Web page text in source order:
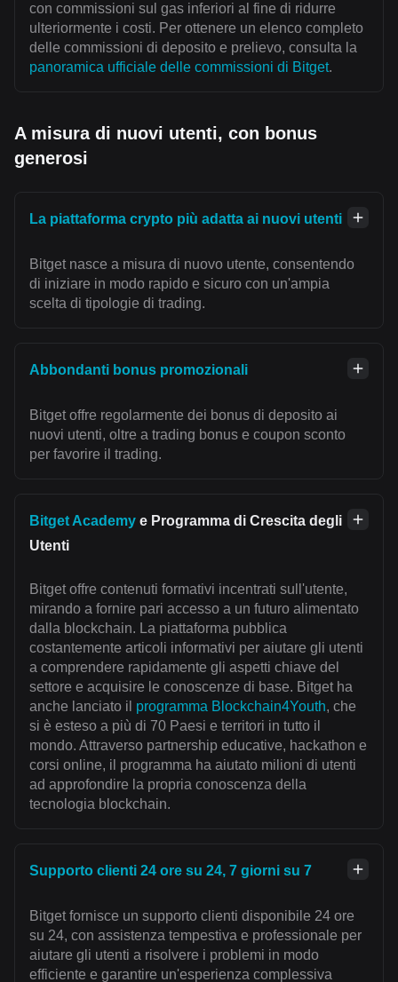
con commissioni sul gas inferiori al fine di ridurre
ulteriormente i costi. Per ottenere un elenco completo
delle commissioni di deposito e prelievo, consulta la
panoramica ufficiale delle commissioni di Bitget.
A misura di nuovi utenti, con bonus
generosi
La piattaforma crypto più adatta ai nuovi utenti
Bitget nasce a misura di nuovo utente, consentendo
di iniziare in modo rapido e sicuro con un'ampia
scelta di tipologie di trading.
Abbondanti bonus promozionali
Bitget offre regolarmente dei bonus di deposito ai
nuovi utenti, oltre a trading bonus e coupon sconto
per favorire il trading.
Bitget Academy e Programma di Crescita degli
Utenti
Bitget offre contenuti formativi incentrati sull'utente,
mirando a fornire pari accesso a un futuro alimentato
dalla blockchain. La piattaforma pubblica
costantemente articoli informativi per aiutare gli utenti
a comprendere rapidamente gli aspetti chiave del
settore e acquisire le conoscenze di base. Bitget ha
anche lanciato il programma Blockchain4Youth, che
si è esteso a più di 70 Paesi e territori in tutto il
mondo. Attraverso partnership educative, hackathon e
corsi online, il programma ha aiutato milioni di utenti
ad approfondire la propria conoscenza della
tecnologia blockchain.
Supporto clienti 24 ore su 24, 7 giorni su 7
Bitget fornisce un supporto clienti disponibile 24 ore
su 24, con assistenza tempestiva e professionale per
aiutare gli utenti a risolvere i problemi in modo
efficiente e garantire un'esperienza complessiva